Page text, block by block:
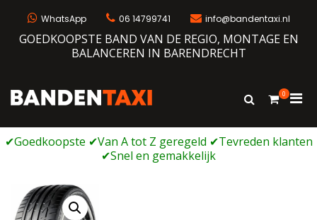
WhatsApp 06 14799741 info@bandentaxi.nl
GOEDKOOPSTE BAND VAN DE REGIO, MONTAGE EN
BALANCEREN IN BARENDRECHT
Bandengarage met eigen webshop
Toon
0
voor